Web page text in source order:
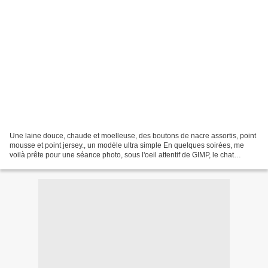
Une laine douce, chaude et moelleuse, des boutons de nacre assortis, point
mousse et point jersey., un modèle ultra simple En quelques soirées, me
voilà prête pour une séance photo, sous l'oeil attentif de GIMP, le chat